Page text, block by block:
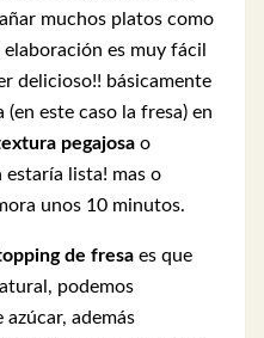
muchos platos como
es muy fácil
delicioso!! básicamente
este caso la fresa) en
pegajosa o
estaría lista! mas o
unos 10 minutos.
de fresa es que
podemos
además